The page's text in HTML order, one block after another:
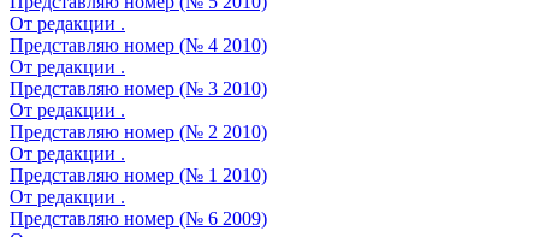
От редакции .
Представляю номер (№ 4 2010)
От редакции .
Представляю номер (№ 3 2010)
От редакции .
Представляю номер (№ 2 2010)
От редакции .
Представляю номер (№ 1 2010)
От редакции .
Представляю номер (№ 6 2009)